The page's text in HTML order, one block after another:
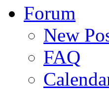
Forum
New
FAQ